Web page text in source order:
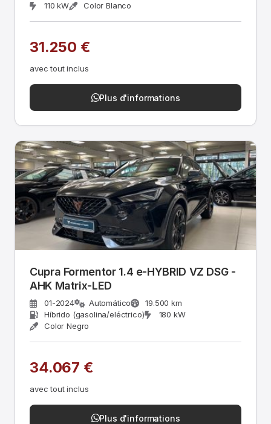
110 kW
Color Blanco
31.250 €
avec tout inclus
Plus d'informations
Cupra Formentor 1.4 e-HYBRID VZ DSG -
AHK Matrix-LED
01-2024 Automático
19.500 km
Híbrido (gasolina/eléctrico)
180 kW
Color Negro
34.067 €
avec tout inclus
Plus d'informations